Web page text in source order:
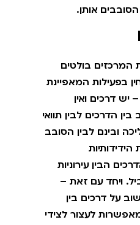
אותן.
המרכזים בולטים
בפעילות המאפיינת
דרכים ואין
הדרכים לבין תוואי
ובינם לבין הסובב
הבין עירוניות
ויחד עם זאת –
על דרכים בין
לעצור לצידי